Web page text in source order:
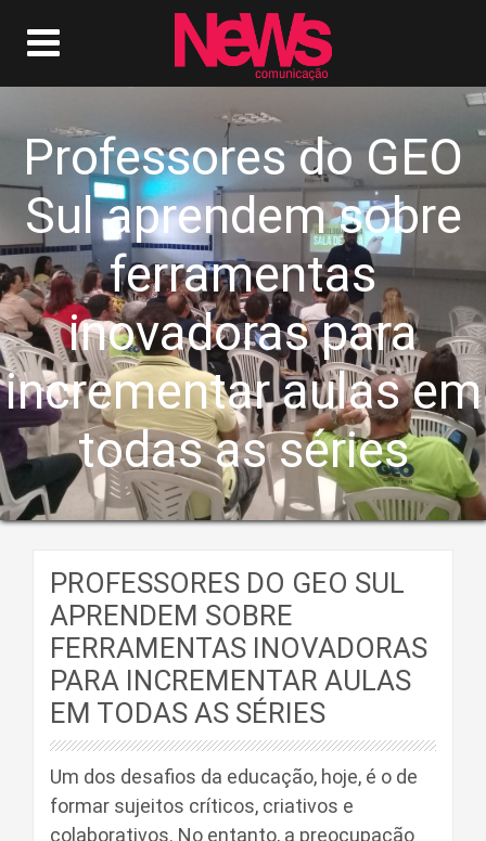
Professores do GEO
Sul aprendem sobre
ferramentas
inovadoras para
incrementar aulas em
todas as séries
PROFESSORES DO GEO SUL
APRENDEM SOBRE
FERRAMENTAS INOVADORAS
PARA INCREMENTAR AULAS
EM TODAS AS SÉRIES
Um dos desafios da educação, hoje, é o de
formar sujeitos críticos, criativos e
colaborativos. No entanto, a preocupação